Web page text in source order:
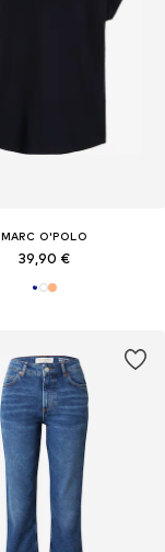
MARC O'POLO
39,90 €